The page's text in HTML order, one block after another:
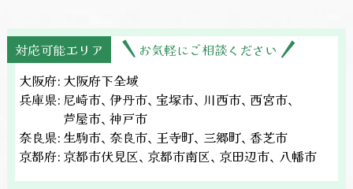
対応可能エリア
お気軽にご相談ください
大阪府: 大阪府下全域
兵庫県: 尼崎市、伊丹市、宝塚市、川西市、西宮市、
芦屋市、神戸市
奈良県: 生駒市、奈良市、王寺町、三郷町、香芝市
京都府: 京都市伏見区、京都市南区、京田辺市、八幡市